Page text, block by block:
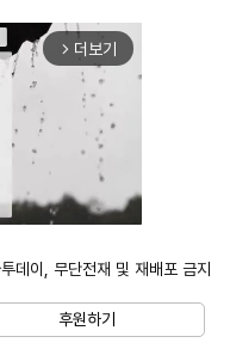
arrow_forward_ios 더보기
데이, 무단전재 및 재배포 금지
후원하기